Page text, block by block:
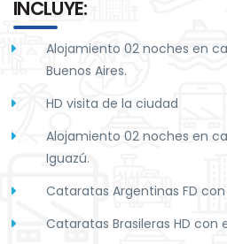
INCLUYE:
Alojamiento 02 noches en
Buenos Aires.
HD visita de la ciudad
Alojamiento 02 noches en
Iguazú.
Cataratas Argentinas FD
Cataratas Brasileras HD con